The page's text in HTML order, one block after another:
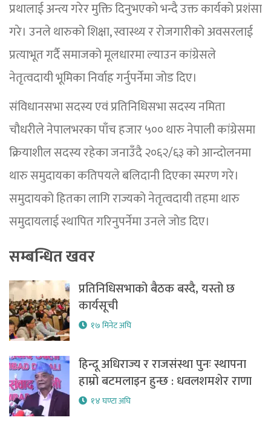
प्रथालाई अन्त्य गरेर मुक्ति दिनुभएको भन्दै उक्त कार्यको प्रशंसा
गरे। उनले थारुको शिक्षा, स्वास्थ्य र रोजगारीको अवसरलाई
प्रत्याभूत गर्दै समाजको मूलधारमा ल्याउन कांग्रेसले
नेतृत्वदायी भूमिका निर्वाह गर्नुपर्नेमा जोड दिए।
संविधानसभा सदस्य एवं प्रतिनिधिसभा सदस्य नमिता
चौधरीले नेपालभरका पाँच हजार ५०० थारु नेपाली कांग्रेसमा
क्रियाशील सदस्य रहेका जनाउँदै २०६२/६३ को आन्दोलनमा
थारु समुदायका कतिपयले बलिदानी दिएका स्मरण गरे।
समुदायको हितका लागि राज्यको नेतृत्वदायी तहमा थारु
समुदायलाई स्थापित गरिनुपर्नेमा उनले जोड दिए।
सम्बन्धित खवर
प्रतिनिधिसभाको बैठक बस्दै, यस्तो छ
कार्यसूची
१७ मिनेट अघि
हिन्दू अधिराज्य र राजसंस्था पुनः स्थापना
हाम्रो बटमलाइन हुन्छ : धवलशमशेर राणा
१४ घण्टा अघि